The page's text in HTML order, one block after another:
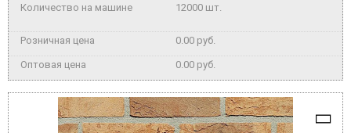
12000 шт.
0.00 руб.
0.00 руб.